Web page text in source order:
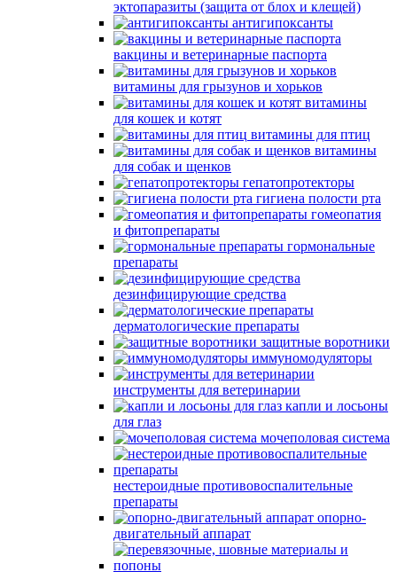
эктопаразиты (защита от блох и клещей)
антигипоксанты
вакцины и ветеринарные паспорта
витамины для грызунов и хорьков
витамины
для кошек и котят
витамины для птиц
витамины
для собак и щенков
гепатопротекторы
гигиена полости рта
гомеопатия
и фитопрепараты
гормональные
препараты
дезинфицирующие средства
дерматологические препараты
защитные воротники
иммуномодуляторы
инструменты для ветеринарии
капли и лосьоны
для глаз
мочеполовая система
нестероидные противовоспалительные
препараты
опорно-
двигательный аппарат